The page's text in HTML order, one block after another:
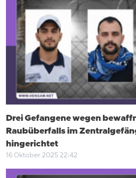
Drei Gefangene wegen
Raubüberfalls im
hingerichtet
16 Oktober 2025 22:42